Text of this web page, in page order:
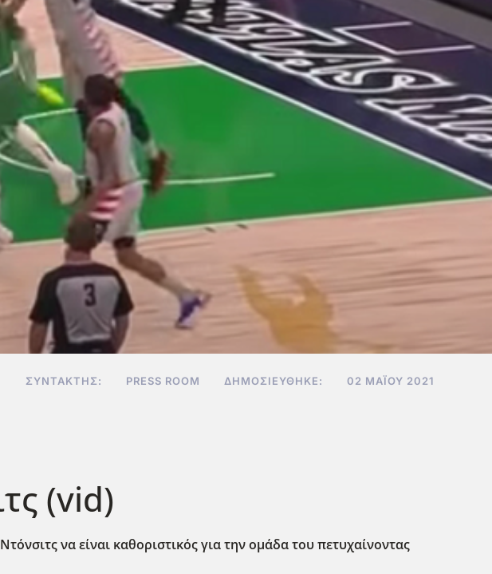
ΣΥΝΤΆΚΤΗΣ: PRESS ROOM ΔΗΜΟΣΙΕΎΘΗΚΕ: 02 ΜΑΪ́ΟΥ 2021
(vid)
να είναι καθοριστικός για την ομάδα του πετυχαίνοντας